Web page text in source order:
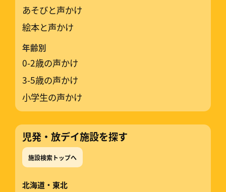
あそびと声かけ
絵本と声かけ
年齢別
0-2歳の声かけ
3-5歳の声かけ
小学生の声かけ
児発・放デイ施設を探す
施設検索トップへ
北海道・東北